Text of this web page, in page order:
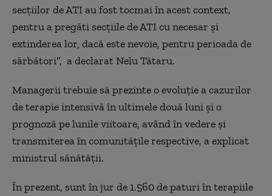
secțiilor de ATI au fost tocmai în acest context,
pentru a pregăti secțiile de ATI cu necesar și
extinderea lor, dacă este nevoie, pentru perioada de
sărbători”, a declarat Nelu Tătaru.
Managerii trebuie să prezinte o evoluție a cazurilor
de terapie intensivă în ultimele două luni și o
prognoză pe lunile viitoare, având în vedere și
transmiterea în comunitățile respective, a explicat
ministrul sănătății.
În prezent, sunt în jur de 1.560 de paturi în terapiile